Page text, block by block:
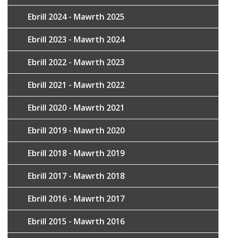
Ebrill 2024 - Mawrth 2025
Ebrill 2023 - Mawrth 2024
Ebrill 2022 - Mawrth 2023
Ebrill 2021 - Mawrth 2022
Ebrill 2020 - Mawrth 2021
Ebrill 2019 - Mawrth 2020
Ebrill 2018 - Mawrth 2019
Ebrill 2017 - Mawrth 2018
Ebrill 2016 - Mawrth 2017
Ebrill 2015 - Mawrth 2016